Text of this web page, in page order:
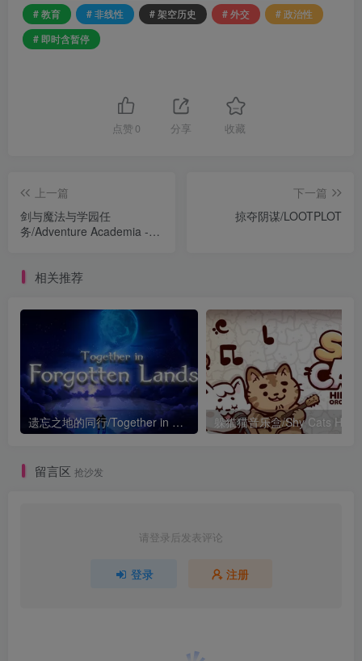
# 教育
# 非线性 # 架空历史 # 外交
# 政治性
# 即时含暂停
点赞 0 分享 收藏
上一篇
剑与魔法与学园任
务/Adventure Academia -
下一篇
掠夺阴谋/LOOTPLOT
相关推荐
遗忘之地的同行/Together in Forgotten Lands
留言区 抢沙发
请登录后发表评论
登录 注册